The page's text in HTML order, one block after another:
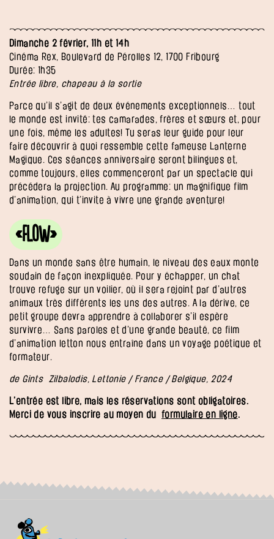
Dimanche 2 février, 11h et 14h
Cinéma Rex, Boulevard de Pérolles 12, 1700 Fribourg
Durée: 1h35
Entrée libre, chapeau à la sortie
Parce qu’il s’agit de deux événements exceptionnels… tout
le monde est invité: tes camarades, frères et sœurs et, pour
une fois, même les adultes! Tu seras leur guide pour leur
faire découvrir à quoi ressemble cette fameuse Lanterne
Magique. Ces séances anniversaire seront bilingues et,
comme toujours, elles commenceront par un spectacle qui
précédera la projection. Au programme: un magnifique film
d’animation, qui t’invite à vivre une grande aventure!
«Flow»
Dans un monde sans être humain, le niveau des eaux monte
soudain de façon inexpliquée. Pour y échapper, un chat
trouve refuge sur un voilier, où il sera rejoint par d’autres
animaux très différents les uns des autres. A la dérive, ce
petit groupe devra apprendre à collaborer s’il espère
survivre… Sans paroles et d’une grande beauté, ce film
d’animation letton nous entraîne dans un voyage poétique et
formateur.
de Gints Zilbalodis, Lettonie / France / Belgique, 2024
L’entrée est libre, mais les réservations sont obligatoires.
Merci de vous inscrire au moyen du formulaire en ligne.